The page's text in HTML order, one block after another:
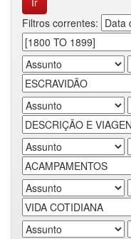
Filtros correntes: